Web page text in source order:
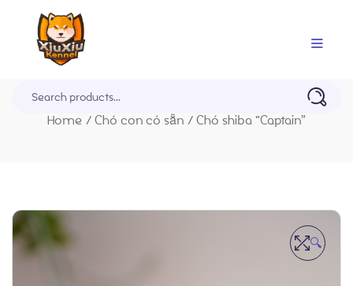
Trang Chủ
Home / Chó con có sẵn / Chó shiba “Captain”
🔍